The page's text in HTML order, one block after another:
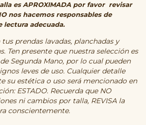
es APROXIMADA por favor revisar
nos hacemos responsables de
lectura adecuada.
prendas lavadas, planchadas y
Ten presente que nuestra selección es
Segunda Mano, por lo cual pueden
leves de uso. Cualquier detalle
su estética o uso será mencionado en
ESTADO. Recuerda que NO
ni cambios por talla, REVISA la
conscientemente.